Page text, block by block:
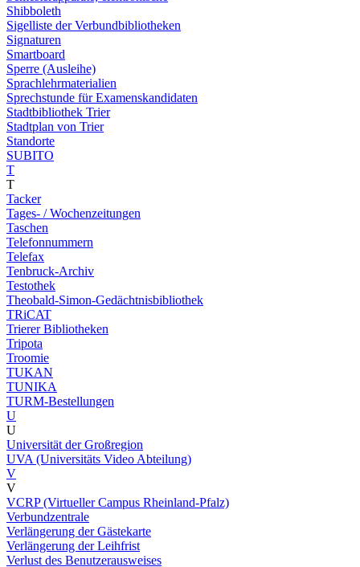
Shibboleth
Sigelliste der Verbundbibliotheken
Signaturen
Smartboard
Sperre (Ausleihe)
Sprachlehrmaterialien
Sprechstunde für Examenskandidaten
Stadtbibliothek Trier
Stadtplan von Trier
Standorte
SUBITO
T
T
Tacker
Tages- / Wochenzeitungen
Taschen
Telefonnummern
Telefax
Tenbruck-Archiv
Testothek
Theobald-Simon-Gedächtnisbibliothek
TRiCAT
Trierer Bibliotheken
Tripota
Troomie
TUKAN
TUNIKA
TURM-Bestellungen
U
U
Universität der Großregion
UVA (Universitäts Video Abteilung)
V
V
VCRP (Virtueller Campus Rheinland-Pfalz)
Verbundzentrale
Verlängerung der Gästekarte
Verlängerung der Leihfrist
Verlust des Benutzerausweises